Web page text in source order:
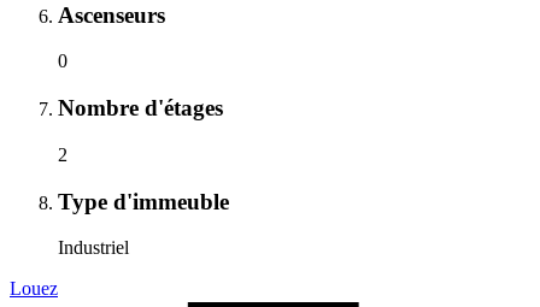
Ascenseurs
0
Nombre d'étages
2
Type d'immeuble
Industriel
Louez